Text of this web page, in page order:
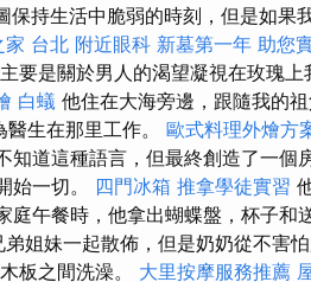
保持生活中脆弱的時刻，但是如果
家 台北 附近眼科 新墓第一年 助您
要是關於男人的渴望凝視在玫瑰上
白蟻 他住在大海旁邊，跟隨我的
生在那里工作。 歐式料理外燴方
道這種語言，但最終創造了一個
始一切。 四門冰箱 推拿學徒實習
午餐時，他拿出蝴蝶盤，杯子和
姐妹一起散佈，但是奶奶從不害
板之間洗澡。 大里按摩服務推薦